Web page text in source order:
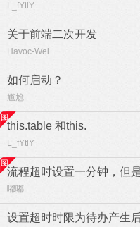
L_fYtlY
关于前端二次开发
Havoc-Wei
如何启动？
尴尬
this.table 和this.
L_fYtlY
流程超时设置一分钟，但
嘟嘟
设置超时时限为待办产生